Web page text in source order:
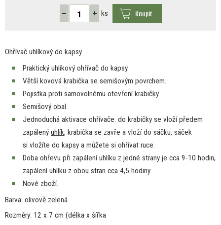
ks Koupit
Ohřívač uhlíkový do kapsy
Praktický uhlíkový ohřívač do kapsy.
Větší kovová krabička se semišovým povrchem.
Pojistka proti samovolnému otevření krabičky.
Semišový obal.
Jednoduchá aktivace ohřívače: do krabičky se vloží předem
zapálený uhlík, krabička se zavře a vložído sáčku, sáček
si vložíte do kapsy a můžete si ohřívat ruce.
Doba ohřevu při zapálení uhlíku z jedné strany je cca 9-10 hodin,
zapálení uhlíku z obou stran cca 4,5 hodiny.
Nové zboží.
Barva: olivově zelená
Rozměry: 12 x 7 cm (délka x šířka